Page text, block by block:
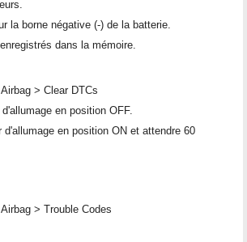
la borne négative (-) de la batterie.
dans la mémoire.
> Clear DTCs
en position OFF.
en position ON et attendre 60
> Trouble Codes